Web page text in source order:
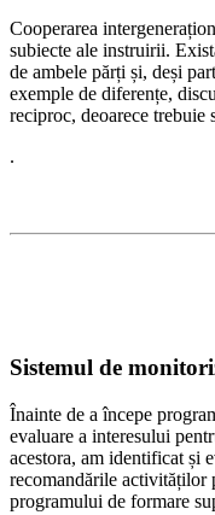
Cooperarea
subiecte ale instruirii.
de ambele părți și, deși
exemple de diferențe,
reciproc, deoarece trebuie
.
Sistemul de
Înainte de a începe
evaluare a interesului
acestora, am identificat și
recomandările activităților
programului de formare